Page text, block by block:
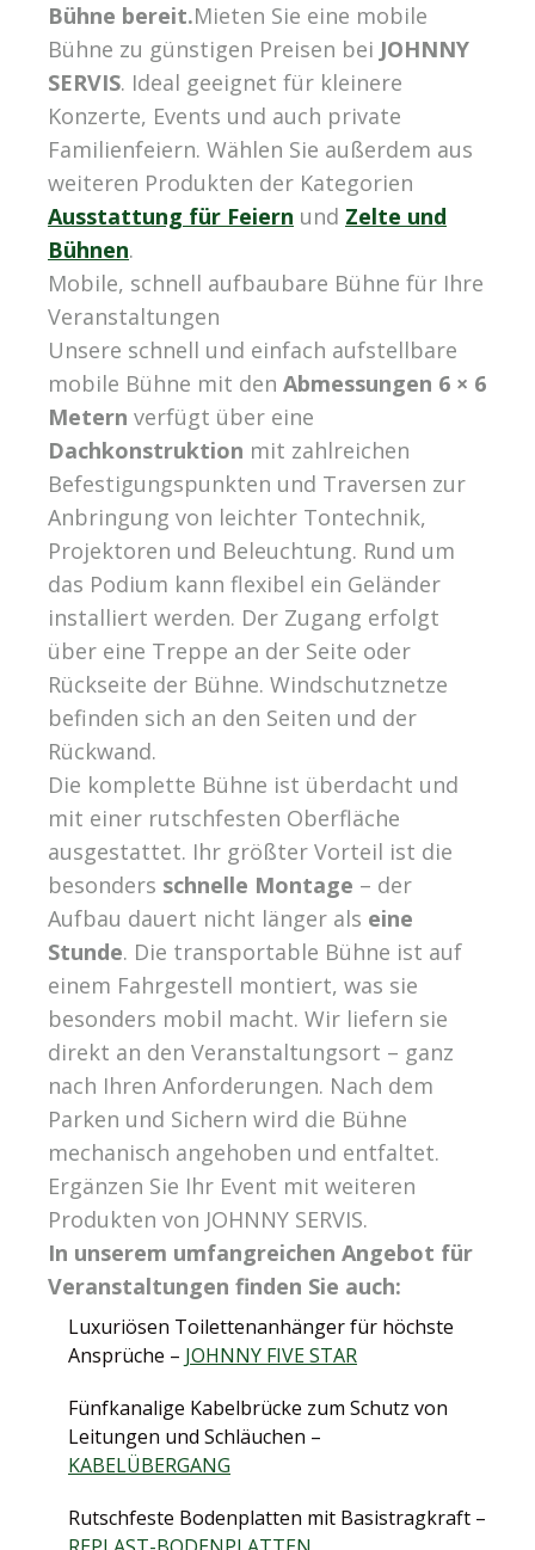
Bühne bereit.Mieten Sie eine mobile
Bühne zu günstigen Preisen bei JOHNNY
SERVIS. Ideal geeignet für kleinere
Konzerte, Events und auch private
Familienfeiern. Wählen Sie außerdem aus
weiteren Produkten der Kategorien
Ausstattung für Feiern und Zelte und
Bühnen.
Mobile, schnell aufbaubare Bühne für Ihre
Veranstaltungen
Unsere schnell und einfach aufstellbare
mobile Bühne mit den Abmessungen 6 × 6
Metern verfügt über eine
Dachkonstruktion mit zahlreichen
Befestigungspunkten und Traversen zur
Anbringung von leichter Tontechnik,
Projektoren und Beleuchtung. Rund um
das Podium kann flexibel ein Geländer
installiert werden. Der Zugang erfolgt
über eine Treppe an der Seite oder
Rückseite der Bühne. Windschutznetze
befinden sich an den Seiten und der
Rückwand.
Die komplette Bühne ist überdacht und
mit einer rutschfesten Oberfläche
ausgestattet. Ihr größter Vorteil ist die
besonders schnelle Montage – der
Aufbau dauert nicht länger als eine
Stunde. Die transportable Bühne ist auf
einem Fahrgestell montiert, was sie
besonders mobil macht. Wir liefern sie
direkt an den Veranstaltungsort – ganz
nach Ihren Anforderungen. Nach dem
Parken und Sichern wird die Bühne
mechanisch angehoben und entfaltet.
Ergänzen Sie Ihr Event mit weiteren
Produkten von JOHNNY SERVIS.
In unserem umfangreichen Angebot für
Veranstaltungen finden Sie auch:
Luxuriösen Toilettenanhänger für höchste
Ansprüche – JOHNNY FIVE STAR
Fünfkanalige Kabelbrücke zum Schutz von
Leitungen und Schläuchen –
KABELÜBERGANG
Rutschfeste Bodenplatten mit Basistragkraft –